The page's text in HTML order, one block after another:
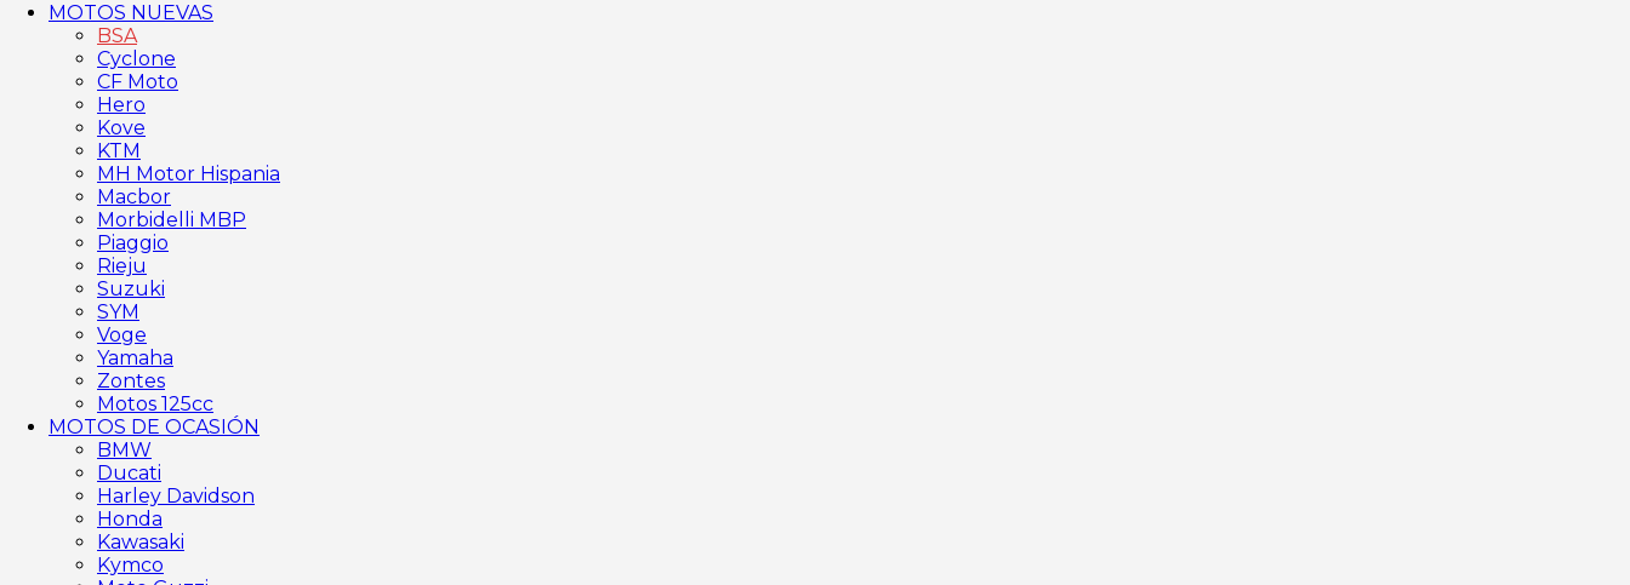
MOTOS NUEVAS
BSA
Cyclone
CF Moto
Hero
Kove
KTM
MH Motor Hispania
Macbor
Morbidelli MBP
Piaggio
Rieju
Suzuki
SYM
Voge
Yamaha
Zontes
Motos 125cc
MOTOS DE OCASIÓN
BMW
Ducati
Harley Davidson
Honda
Kawasaki
Kymco